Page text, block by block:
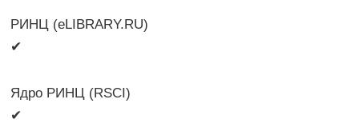
РИНЦ (eLIBRARY.RU)
✔
Ядро РИНЦ (RSCI)
✔